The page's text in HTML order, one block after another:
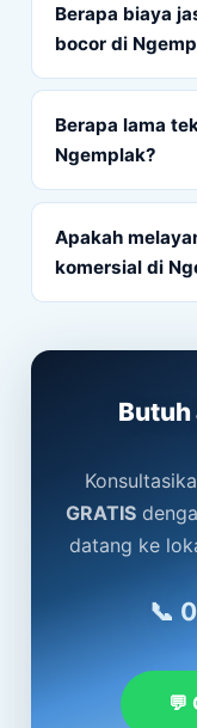
Berapa biaya
bocor di
Berapa lama
Ngemplak?
Apakah
komersial di
Butuh
GRATIS
datang ke
📞
💬